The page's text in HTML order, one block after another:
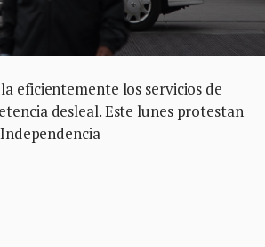
eficientemente los servicios de
desleal. Este lunes protestan